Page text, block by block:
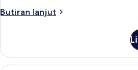
Butiran lanjut
Butiran
Double
Room